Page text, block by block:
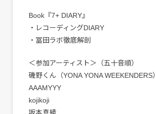
Book『7+ DIARY』
・レコーディングDIARY
・冨田ラボ徹底解剖
＜参加アーティスト＞（五十音順）
磯野くん（YONA YONA WEEKENDERS）
AAAMYYY
kojikoji